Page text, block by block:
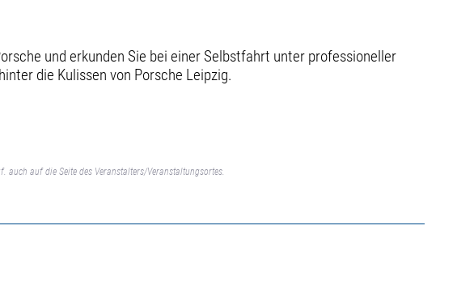
und erkunden Sie bei einer Selbstfahrt unter professioneller
die Kulissen von Porsche Leipzig.
auch auf die Seite des Veranstalters/Veranstaltungsortes.